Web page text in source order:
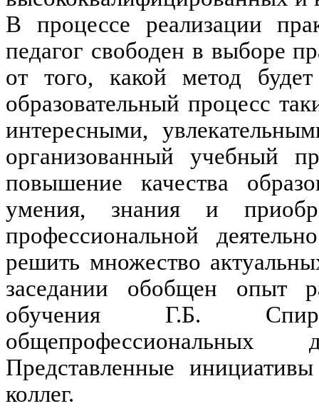
В процессе реализации
педагог свободен в выборе
от того, какой метод
образовательный процесс
интересными,
организованный учебный
повышение качества
умения, знания и
профессиональной
решить множество
заседании обобщен опыт
обучения Г.Б.
Представленные
коллег.